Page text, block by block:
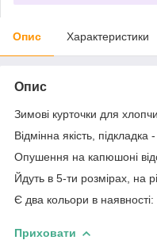
Опис Характеристики
Опис
Зимові курточки для
Відмінна якість,
Опушення на капюшоні
Йдуть в 5-ти розмірах, на
Є два кольори в наявності:
Приховати